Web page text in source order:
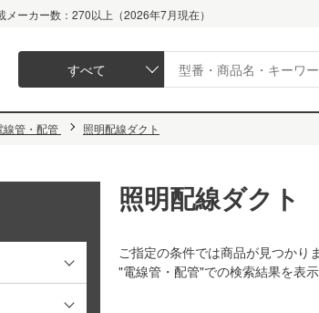
ーカー数：270以上（2026年7月現在）
すべて
線管・配管 照明配線ダクト
照明配線ダクト
ご指定の条件では商品が見つかり
"電線管・配管"での検索結果を表示